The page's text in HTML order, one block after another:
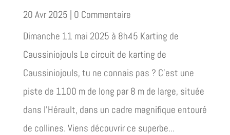
20 Avr 2025 | 0 Commentaire
Dimanche 11 mai 2025 à 8h45 Karting de
Caussiniojouls Le circuit de karting de
Caussiniojouls, tu ne connais pas ? C'est une
piste de 1100 m de long par 8 m de large, située
dans l'Hérault, dans un cadre magnifique entouré
de collines. Viens découvrir ce superbe...